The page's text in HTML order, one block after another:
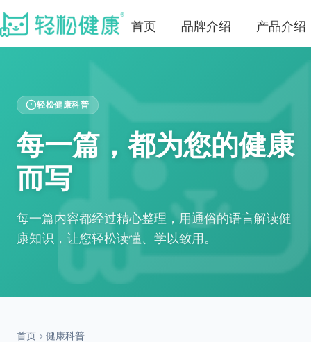
首页 品牌介绍 产品介绍
轻松健康科普
每一篇，都为您的健康
而写
每一篇内容都经过精心整理，用通俗的语言解读健
康知识，让您轻松读懂、学以致用。
首页 健康科普